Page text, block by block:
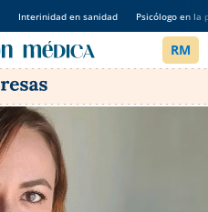
Interinidad en sanidad Psicólogo en la